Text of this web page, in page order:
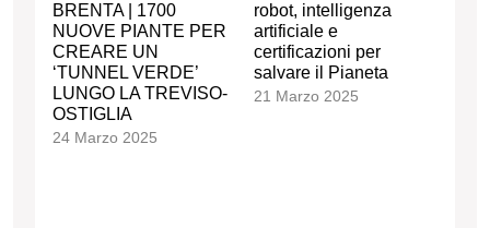
BRENTA | 1700
NUOVE PIANTE PER
CREARE UN
‘TUNNEL VERDE’
LUNGO LA TREVISO-
OSTIGLIA
24 Marzo 2025
robot, intelligenza
artificiale e
certificazioni per
salvare il Pianeta
21 Marzo 2025